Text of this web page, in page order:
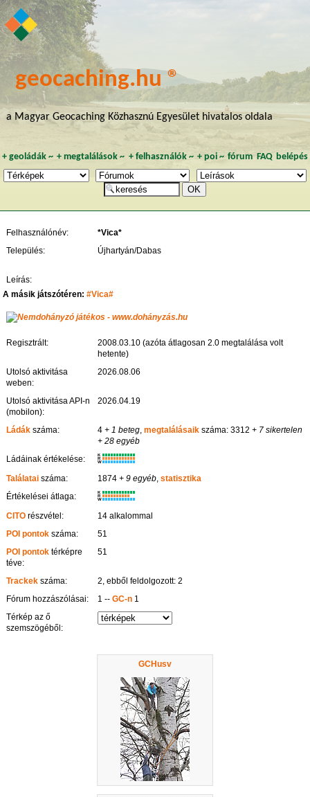
geocaching.hu ®
a Magyar Geocaching Közhasznú Egyesület hivatalos oldala
+ geoládák~ +megtalálások ~ + felhasználók~ + poi~ fórum FAQ belépés
GCHusv
Felhasználónév:
*Vica*
Település:
Újhartyán/Dabas
Leírás:
A másik játszótéren:#Vica#
Regisztrált:
2008.03.10 (azóta átlagosan 2.0 megtalálása volt
hetente)
Utolsó aktivitása
weben:
2026.08.06
Utolsó aktivitása API-n
(mobilon):
2026.04.19
Ládák száma: 4 + 1 beteg ,megtalálásaik száma: 3312 + 7 sikertelen
+ 28 egyéb
Ládáinak értékelése:
K
R
W
Találatai száma: 1874 + 9 egyéb ,statisztika
Értékelései átlaga:
K
R
W
CITO részvétel:
14 alkalommal
POI pontok száma:
51
POI pontok térképre
téve:
51
Trackek száma:
2, ebből feldolgozott: 2
Fórum hozzászólásai:
1 --GC-n 1
Térkép az ő
szemszögéből: